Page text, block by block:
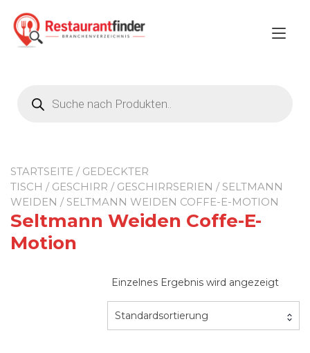
Inhalt
springen
STARTSEITE / GEDECKTER
TISCH / GESCHIRR / GESCHIRRSERIEN / SELTMANN
WEIDEN / SELTMANN WEIDEN COFFE-E-MOTION
Seltmann Weiden Coffe-E-
Motion
Einzelnes Ergebnis wird angezeigt
Standardsortierung
search